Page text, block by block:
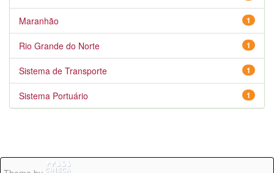
1
Maranhão
1
Rio Grande do Norte
1
Sistema de Transporte
1
Sistema Portuário